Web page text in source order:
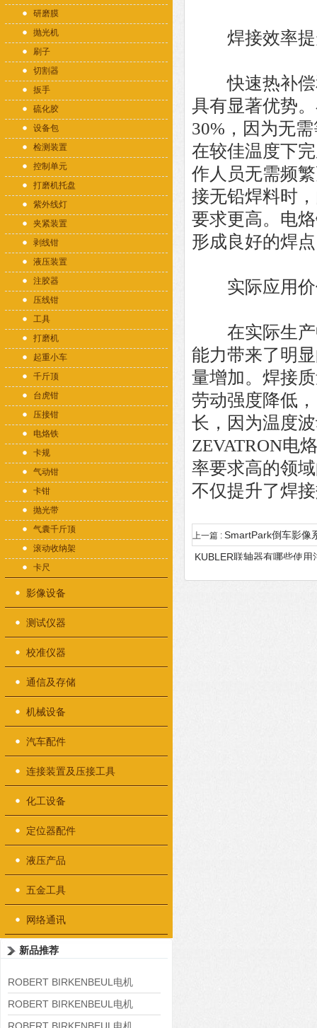
研磨膜
抛光机
刷子
切割器
扳手
硫化胶
设备包
检测装置
控制单元
打磨机托盘
紫外线灯
夹紧装置
剥线钳
液压装置
注胶器
压线钳
工具
打磨机
起重小车
千斤顶
台虎钳
压接钳
电烙铁
卡规
气动钳
卡钳
抛光带
气囊千斤顶
滚动收纳架
卡尺
影像设备
测试仪器
校准仪器
通信及存储
机械设备
汽车配件
连接装置及压接工具
化工设备
定位器配件
液压产品
五金工具
网络通讯
新品推荐
ROBERT BIRKENBEUL电机
8APE225M-4-IE3
ROBERT BIRKENBEUL电机
8APE180L-4 IE3
焊接效率提
快速热补偿
具有显著优势
30%，因为无
在较佳温度下
作人员无需频
接无铅焊料时
要求更高。电
形成良好的焊
实际应用价
在实际生产
能力带来了明
量增加。焊接
劳动强度降低
长，因为温度
ZEVATRON电
率要求高的领
不仅提升了焊
上一篇 : SmartPark倒车影像
KUBLER联轴器有哪些使用